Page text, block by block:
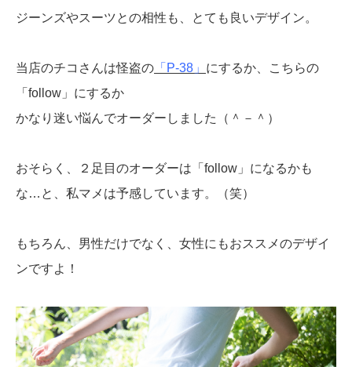
ジーンズやスーツとの相性も、とても良いデザイン。
当店のチコさんは怪盗の 「P-38」 にするか、こちらの
「follow」にするか
かなり迷い悩んでオーダーしました（＾－＾）
おそらく、２足目のオーダーは「follow」になるかも
な…と、私マメは予感しています。（笑）
もちろん、男性だけでなく、女性にもおススメのデザイ
ンですよ！